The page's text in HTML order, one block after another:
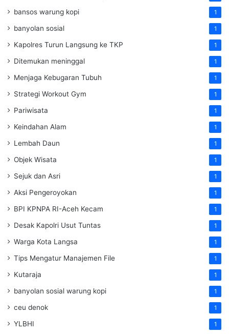
bansos warung kopi 1
banyolan sosial 1
Kapolres Turun Langsung ke TKP 1
Ditemukan meninggal 1
Menjaga Kebugaran Tubuh 1
Strategi Workout Gym 1
Pariwisata 1
Keindahan Alam 1
Lembah Daun 1
Objek Wisata 1
Sejuk dan Asri 1
Aksi Pengeroyokan 1
BPI KPNPA RI-Aceh Kecam 1
Desak Kapolri Usut Tuntas 1
Warga Kota Langsa 1
Tips Mengatur Manajemen File 1
Kutaraja 1
banyolan sosial warung kopi 1
ceu denok 1
YLBHI 1